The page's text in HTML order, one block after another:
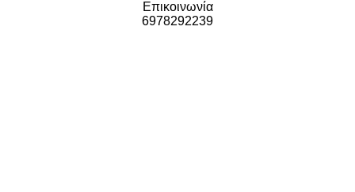
Επικοινωνία
6978292239